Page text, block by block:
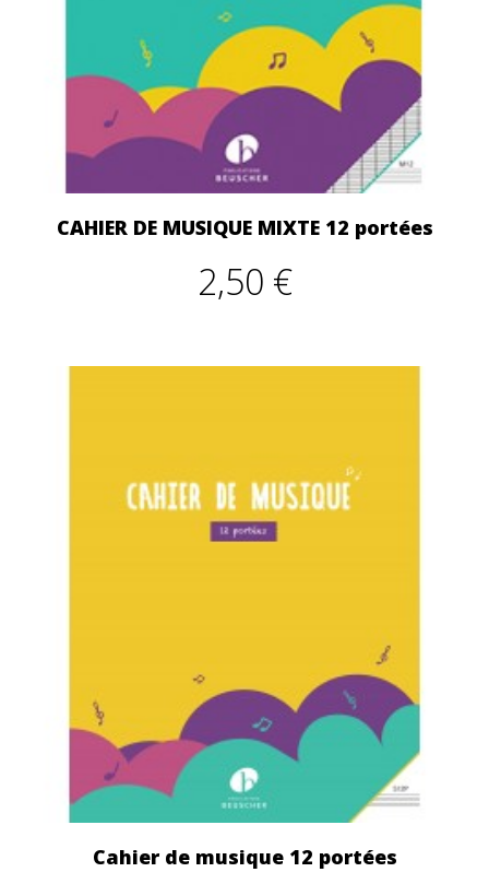
CAHIER DE MUSIQUE MIXTE 12 portées
2,50 €
Cahier de musique 12 portées